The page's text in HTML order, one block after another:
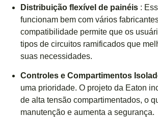
Distribuição flexível de painéis :
funcionam bem com vários
compatibilidade permite que os
tipos de circuitos ramificados que
suas necessidades.
Controles e Compartimentos
uma prioridade. O projeto da Eaton
de alta tensão compartimentados, o
manutenção e aumenta a segurança.